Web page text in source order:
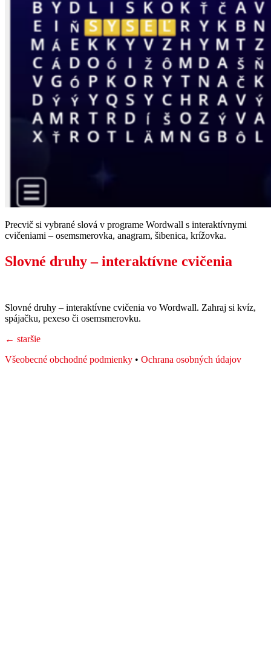
Precvič si vybrané slová v programe Wordwall s interaktívnymi
cvičeniami – osemsmerovka, anagram, šibenica, krížovka.
Slovné druhy – interaktívne cvičenia
Slovné druhy – interaktívne cvičenia vo Wordwall. Zahraj si kvíz,
spájačku, pexeso či osemsmerovku.
← staršie
Všeobecné obchodné podmienky • Ochrana osobných údajov